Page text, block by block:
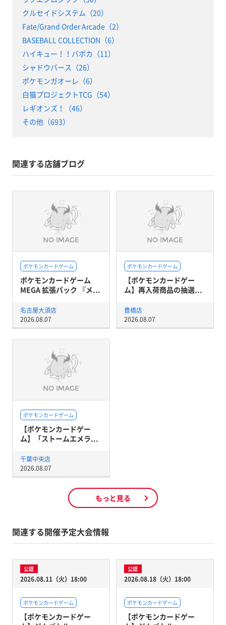
クルセイドシステム（20）
Fate/Grand Order Arcade（2）
BASEBALL COLLECTION（6）
ハイキュー！！バボカ（11）
シャドウバース（26）
ポケモンガオーレ（6）
白猫プロジェクトTCG（54）
レギオンズ！（46）
その他（693）
関連する店舗ブログ
ポケモンカードゲーム
ポケモンカードゲーム
MEGA 拡張パック 『メ...
名古屋大須店
2026.08.07
ポケモンカードゲーム
【ポケモンカードゲー
ム】再入荷商品の抽選...
豊橋店
2026.08.07
ポケモンカードゲーム
【ポケモンカードゲー
ム】「ストームエメラ...
千葉中央店
2026.08.07
もっと見る
関連する開催予定大会情報
公認
2026.08.11（火）18:00
ポケモンカードゲーム
【ポケモンカードゲー
公認
2026.08.18（火）18:00
ポケモンカードゲーム
【ポケモンカードゲー